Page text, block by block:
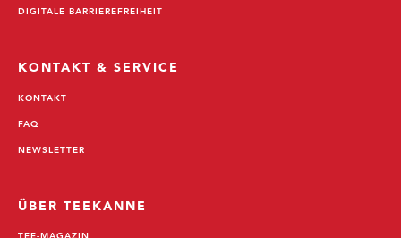
DIGITALE BARRIEREFREIHEIT
KONTAKT & SERVICE
KONTAKT
FAQ
NEWSLETTER
ÜBER TEEKANNE